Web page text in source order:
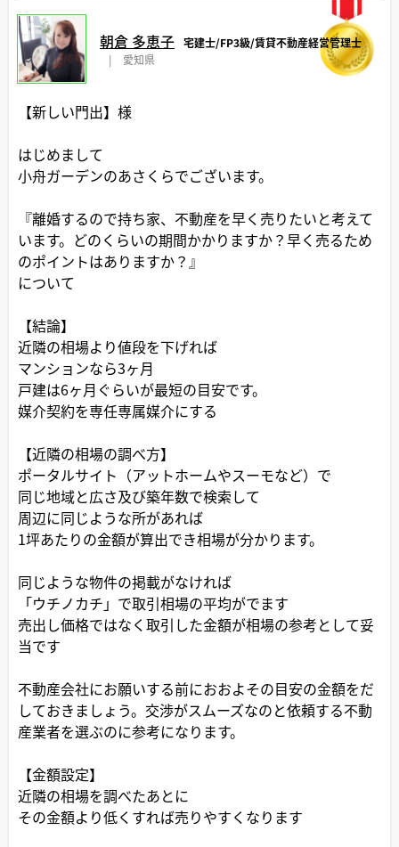
朝倉 多恵子 宅建士/FP3級/賃貸不動産経営管理士
|
愛知県
【新しい門出】様
はじめまして
小舟ガーデンのあさくらでございます。
『離婚するので持ち家、不動産を早く売りたいと考えて
います。どのくらいの期間かかりますか？早く売るため
のポイントはありますか？』
について
【結論】
近隣の相場より値段を下げれば
マンションなら3ヶ月
戸建は6ヶ月ぐらいが最短の目安です。
媒介契約を専任専属媒介にする
【近隣の相場の調べ方】
ポータルサイト（アットホームやスーモなど）で
同じ地域と広さ及び築年数で検索して
周辺に同じような所があれば
1坪あたりの金額が算出でき相場が分かります。
同じような物件の掲載がなければ
「ウチノカチ」で取引相場の平均がでます
売出し価格ではなく取引した金額が相場の参考として妥
当です
不動産会社にお願いする前におおよその目安の金額をだ
しておきましょう。交渉がスムーズなのと依頼する不動
産業者を選ぶのに参考になります。
【金額設定】
近隣の相場を調べたあとに
その金額より低くすれば売りやすくなります